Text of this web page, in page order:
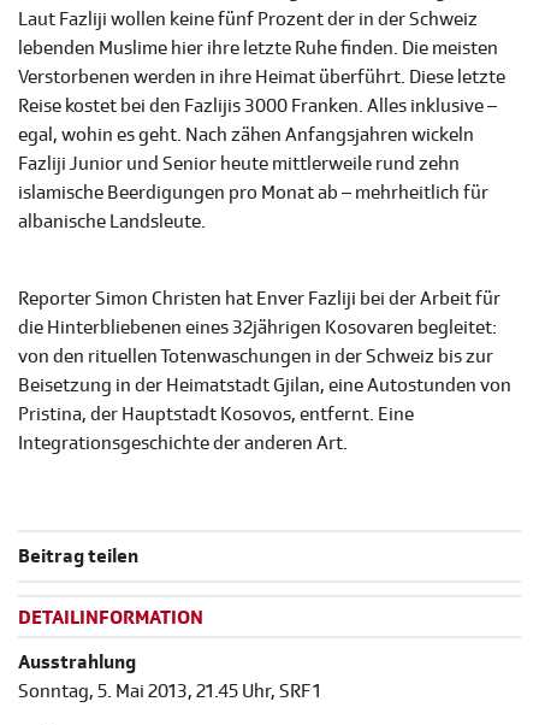
Laut Fazliji wollen keine fünf Prozent der in der Schweiz
lebenden Muslime hier ihre letzte Ruhe finden. Die meisten
Verstorbenen werden in ihre Heimat überführt. Diese letzte
Reise kostet bei den Fazlijis 3000 Franken. Alles inklusive –
egal, wohin es geht. Nach zähen Anfangsjahren wickeln
Fazliji Junior und Senior heute mittlerweile rund zehn
islamische Beerdigungen pro Monat ab – mehrheitlich für
albanische Landsleute.
Reporter Simon Christen hat Enver Fazliji bei der Arbeit für
die Hinterbliebenen eines 32jährigen Kosovaren begleitet:
von den rituellen Totenwaschungen in der Schweiz bis zur
Beisetzung in der Heimatstadt Gjilan, eine Autostunden von
Pristina, der Hauptstadt Kosovos, entfernt. Eine
Integrationsgeschichte der anderen Art.
Beitrag teilen
DETAILINFORMATION
Ausstrahlung
Sonntag, 5. Mai 2013, 21.45 Uhr, SRF 1